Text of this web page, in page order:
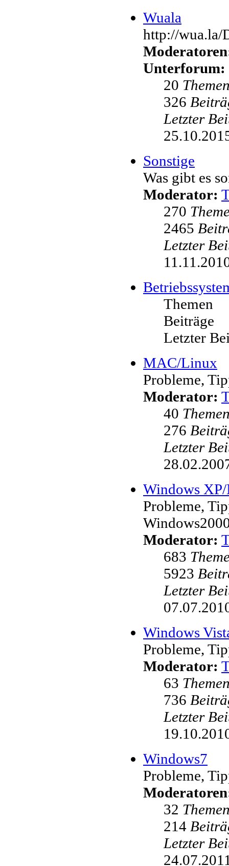
Wuala
http://wua.la/
Unterforum:
20
326
Letzter
Sonstige
Was gibt es
Moderator:
270
2465
Letzter
Themen
Beiträge
Letzter
MAC/Linux
Probleme,
Moderator:
40
276
Letzter
Windows
Probleme,
Moderator:
683
5923
Letzter
Windows
Probleme,
Moderator:
63
736
Letzter
Windows7
Probleme,
32
214
Letzter